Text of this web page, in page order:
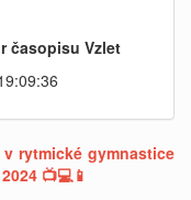
časopisu Vzlet
rytmické gymnastice
📺💻📱